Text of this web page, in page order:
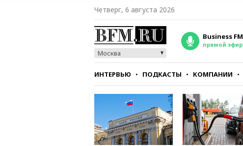
Четверг, 6 августа 2026
Москва
Business FM
прямой эфир
ИНТЕРВЬЮ ПОДКАСТЫ КОМПАНИИ
СТИЛЬ ТЕСТЫ